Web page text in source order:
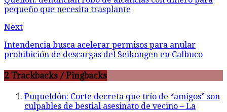
pequeño que necesita trasplante
Next
Intendencia busca acelerar permisos para anular
prohibición de descargas del Seikongen en Calbuco
2 Trackbacks / Pingbacks
Puqueldón: Corte decreta que trío de “amigos” son
culpables de bestial asesinato de vecino – La